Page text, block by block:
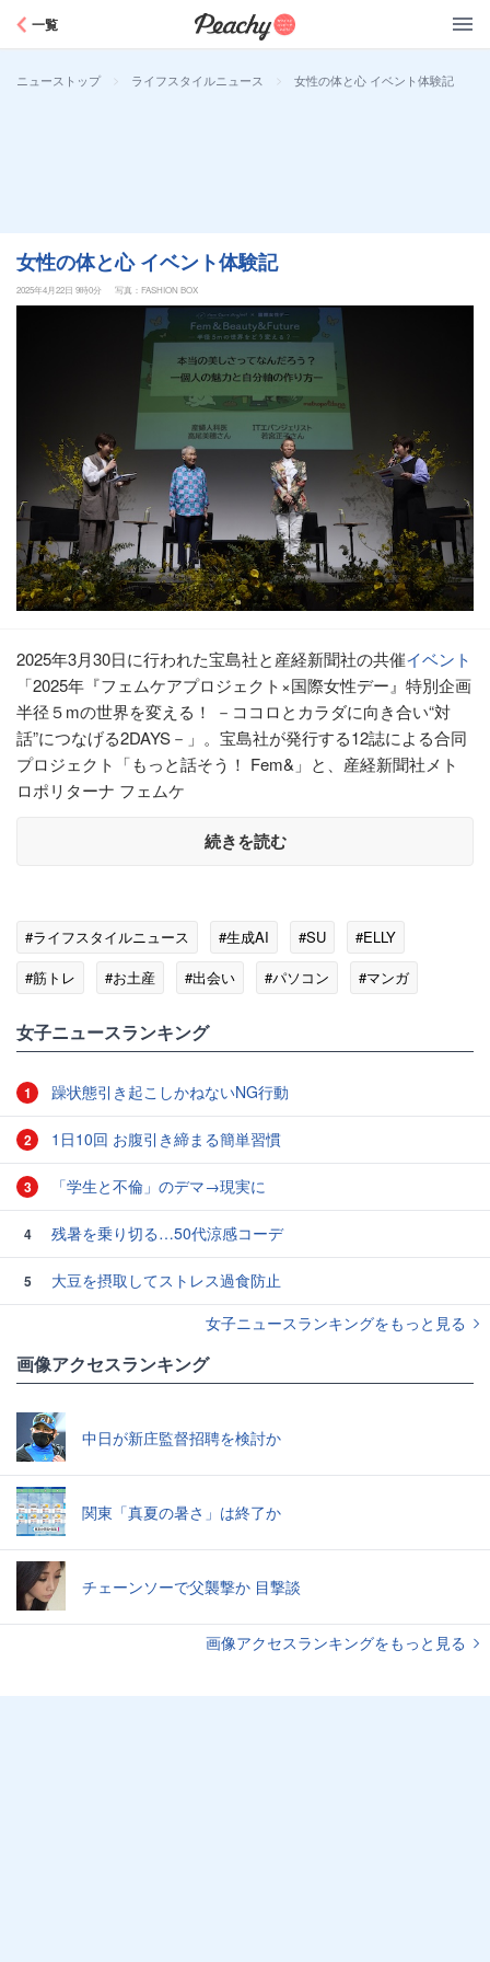
一覧
ニューストップ > ライフスタイルニュース > 女性の体と心 イベント体験記
女性の体と心 イベント体験記
2025年4月22日 9時0分 写真：FASHION BOX
2025年3月30日に行われた宝島社と産経新聞社の共催イベント
「2025年『フェムケアプロジェクト×国際女性デー』特別企画
半径５mの世界を変える！ －ココロとカラダに向き合い“対
話”につなげる2DAYS－」。宝島社が発行する12誌による合同
プロジェクト「もっと話そう！ Fem&」と、産経新聞社メト
ロポリターナ フェムケ
続きを読む
#ライフスタイルニュース #生成AI #SU
#ELLY
#筋トレ
#お土産 #出会い #パソコン
#マンガ
女子ニュースランキング
1 躁状態引き起こしかねないNG行動
2 1日10回 お腹引き締まる簡単習慣
3 「学生と不倫」のデマ→現実に
4 残暑を乗り切る…50代涼感コーデ
5
大豆を摂取してストレス過食防止
女子ニュースランキングをもっと見る
画像アクセスランキング
中日が新庄監督招聘を検討か
関東「真夏の暑さ」は終了か
チェーンソーで父襲撃か 目撃談
画像アクセスランキングをもっと見る